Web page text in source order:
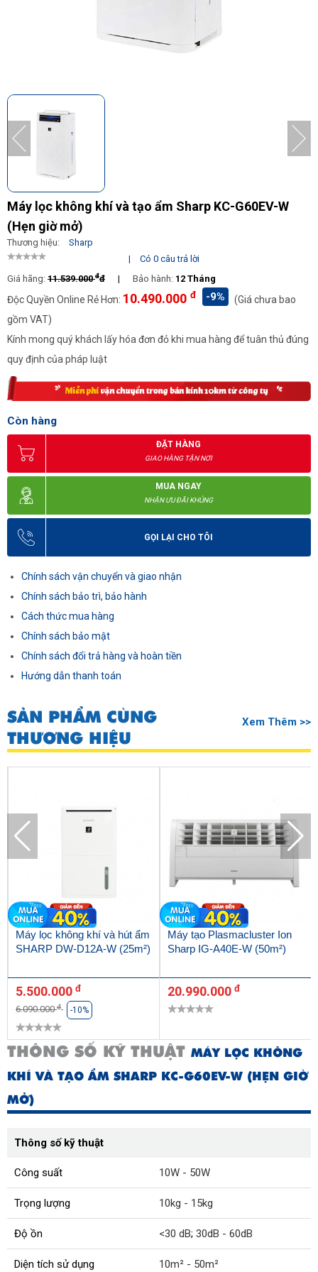
Máy lọc không khí và tạo ẩm Sharp KC-G60EV-W
(Hẹn giờ mở)
Thương hiệu:
Sharp
|
Có 0 câu trả lời
Giá hãng: 11.539.000đđ | Bảo hành: 12 Tháng
Độc Quyền Online Rẻ Hơn: 10.490.000 đ -9%
(Giá chưa bao
gồm VAT)
Kính mong quý khách lấy hóa đơn đỏ khi mua hàng để tuân thủ đúng
quy định của pháp luật
Còn hàng
ĐẶT HÀNG
GIAO HÀNG TẬN NƠI
MUA NGAY
NHẬN ƯU ĐÃI KHỦNG
GỌI LẠI CHO TÔI
Chính sách vận chuyển và giao nhận
Chính sách bảo trì, bảo hành
Cách thức mua hàng
Chính sách bảo mật
Chính sách đổi trả hàng và hoàn tiền
Hướng dẫn thanh toán
SẢN PHẨM CÙNG
THƯƠNG HIỆU
Xem Thêm >>
Máy lọc không khí và hút ẩm
SHARP DW-D12A-W (25m²)
5.500.000 đ
6.090.000đ -10%
Máy tạo Plasmacluster Ion
Sharp IG-A40E-W (50m²)
20.990.000 đ
THÔNG SỐ KỸ THUẬT MÁY LỌC KHÔNG
KHÍ VÀ TẠO ẨM SHARP KC-G60EV-W (HẸN GIỜ
MỞ)
Thông số kỹ thuật
Công suất 10W - 50W
Trọng lượng 10kg - 15kg
Độ ồn <30 dB; 30dB - 60dB
Diện tích sử dụng 10m² - 50m²